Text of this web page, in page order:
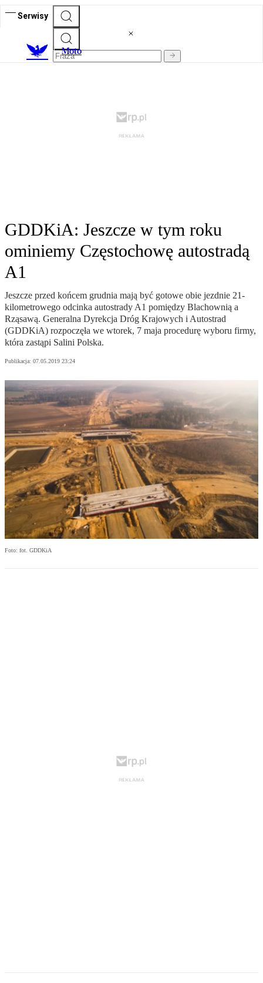
Serwisy
Moto
GDDKiA: Jeszcze w tym roku
ominiemy Częstochowę autostradą
A1
Jeszcze przed końcem grudnia mają być gotowe obie jezdnie 21-
kilometrowego odcinka autostrady A1 pomiędzy Blachownią a
Rząsawą. Generalna Dyrekcja Dróg Krajowych i Autostrad
(GDDKiA) rozpoczęła we wtorek, 7 maja procedurę wyboru firmy,
która zastąpi Salini Polska.
Publikacja: 07.05.2019 23:24
Foto: fot. GDDKiA